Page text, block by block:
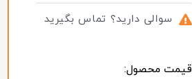
سوالی دارید؟ تماس بگیرید
قیمت محصول: